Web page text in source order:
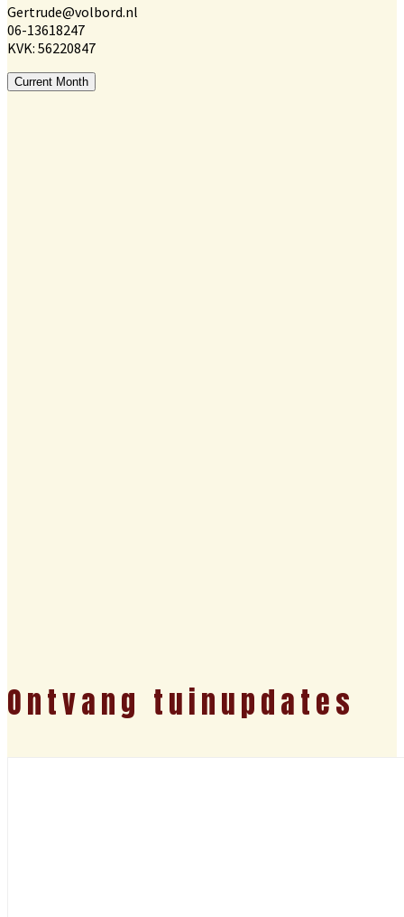
Gertrude@volbord.nl
06-13618247
KVK: 56220847
Current Month
Ontvang tuinupdates